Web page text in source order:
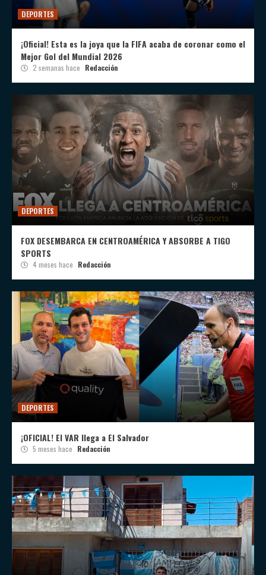
DEPORTES
¡Oficial! Esta es la joya que la FIFA acaba de coronar como el
Mejor Gol del Mundial 2026
2 semanas hace Redacción
DEPORTES
FOX DESEMBARCA EN CENTROAMÉRICA Y ABSORBE A TIGO
SPORTS
4 meses hace Redacción
DEPORTES
¡OFICIAL! El VAR llega a El Salvador
5 meses hace Redacción